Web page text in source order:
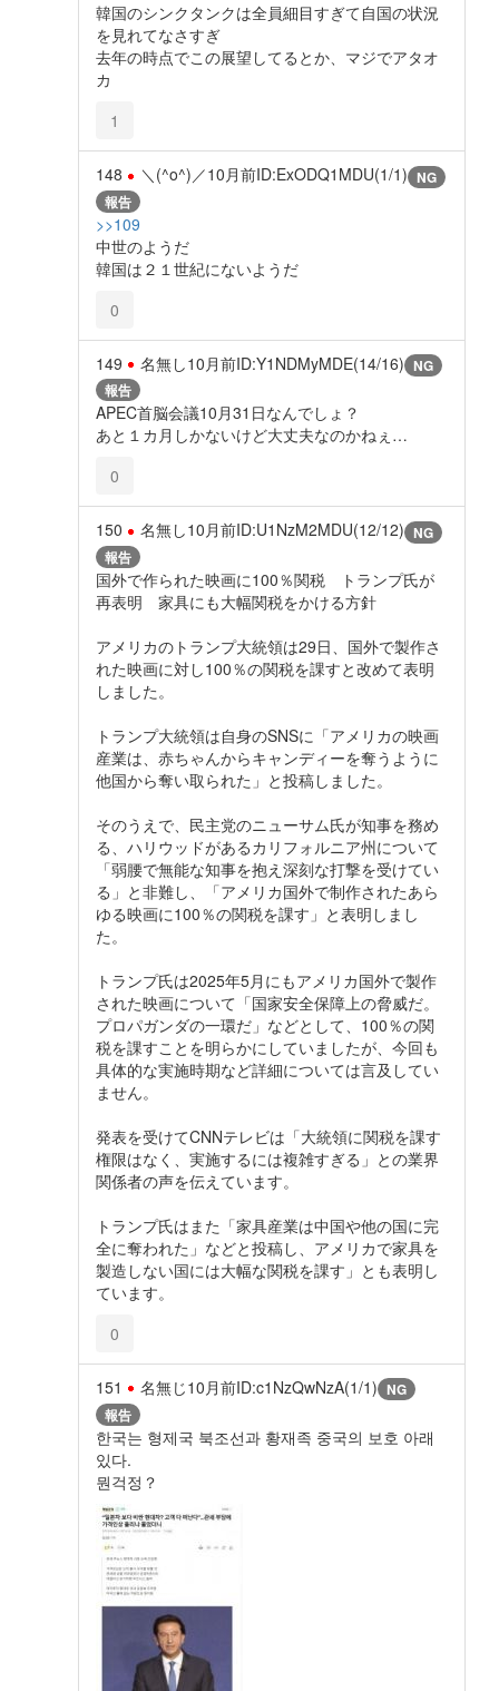
韓国のシンクタンクは全員細目すぎて自国の状況
を見れてなさすぎ
去年の時点でこの展望してるとか、マジでアタオ
カ
1
148 ＼(^o^)／10月前ID:ExODQ1MDU(1/1) NG
報告
>>109
中世のようだ
韓国は２１世紀にないようだ
0
149 名無し10月前ID:Y1NDMyMDE(14/16) NG
報告
APEC首脳会議10月31日なんでしょ？
あと１カ月しかないけど大丈夫なのかねぇ…
0
150 名無し10月前ID:U1NzM2MDU(12/12) NG
報告
国外で作られた映画に100％関税 トランプ氏が
再表明 家具にも大幅関税をかける方針
アメリカのトランプ大統領は29日、国外で製作さ
れた映画に対し100％の関税を課すと改めて表明
しました。
トランプ大統領は自身のSNSに「アメリカの映画
産業は、赤ちゃんからキャンディーを奪うように
他国から奪い取られた」と投稿しました。
そのうえで、民主党のニューサム氏が知事を務め
る、ハリウッドがあるカリフォルニア州について
「弱腰で無能な知事を抱え深刻な打撃を受けてい
る」と非難し、「アメリカ国外で制作されたあら
ゆる映画に100％の関税を課す」と表明しまし
た。
トランプ氏は2025年5月にもアメリカ国外で製作
された映画について「国家安全保障上の脅威だ。
プロパガンダの一環だ」などとして、100％の関
税を課すことを明らかにしていましたが、今回も
具体的な実施時期など詳細については言及してい
ません。
発表を受けてCNNテレビは「大統領に関税を課す
権限はなく、実施するには複雑すぎる」との業界
関係者の声を伝えています。
トランプ氏はまた「家具産業は中国や他の国に完
全に奪われた」などと投稿し、アメリカで家具を
製造しない国には大幅な関税を課す」とも表明し
ています。
0
151 名無じ10月前ID:c1NzQwNzA(1/1) NG
報告
한국는 형제국 북조선과 황재족 중국의 보호 아래
있다.
뭔걱정？